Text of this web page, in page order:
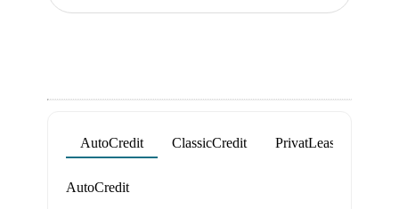
AutoCredit ClassicCredit PrivatLeasing
AutoCredit